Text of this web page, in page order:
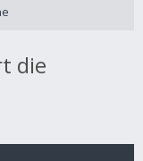
die